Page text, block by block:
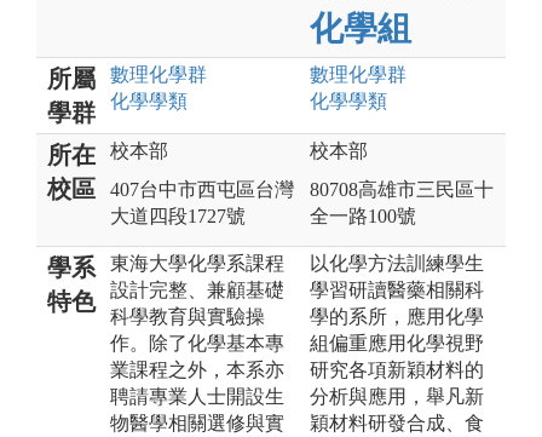
化學組
所屬
學群
數理化學群
化學學類
數理化學群
化學學類
所在
校區
校本部
407台中市西屯區台灣
大道四段1727號
校本部
80708高雄市三民區十
全一路100號
學系
特色
東海大學化學系課程
設計完整、兼顧基礎
科學教育與實驗操
作。除了化學基本專
業課程之外，本系亦
聘請專業人士開設生
物醫學相關選修與實
以化學方法訓練學生
學習研讀醫藥相關科
學的系所，應用化學
組偏重應用化學視野
研究各項新穎材料的
分析與應用，舉凡新
穎材料研發合成、食